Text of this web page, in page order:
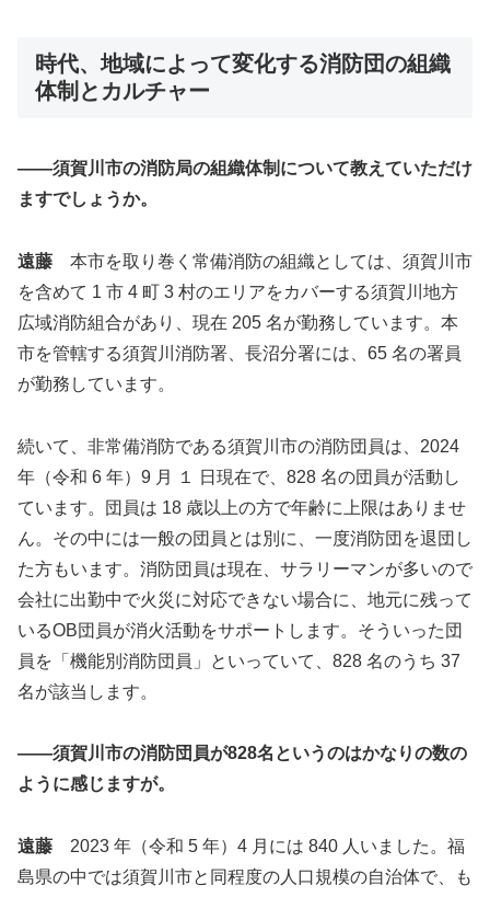
時代、地域によって変化する消防団の組織
体制とカルチャー
――須賀川市の消防局の組織体制について教えていただけ
ますでしょうか。
遠藤 本市を取り巻く常備消防の組織としては、須賀川市
を含めて 1 市 4 町 3 村のエリアをカバーする須賀川地方
広域消防組合があり、現在 205 名が勤務しています。本
市を管轄する須賀川消防署、長沼分署には、65 名の署員
が勤務しています。
続いて、非常備消防である須賀川市の消防団員は、2024
年（令和 6 年）9 月 １ 日現在で、828 名の団員が活動し
ています。団員は 18 歳以上の方で年齢に上限はありませ
ん。その中には一般の団員とは別に、一度消防団を退団し
た方もいます。消防団員は現在、サラリーマンが多いので
会社に出勤中で火災に対応できない場合に、地元に残って
いるOB団員が消火活動をサポートします。そういった団
員を「機能別消防団員」といっていて、828 名のうち 37
名が該当します。
――須賀川市の消防団員が828名というのはかなりの数の
ように感じますが。
遠藤 2023 年（令和 5 年）4 月には 840 人いました。福
島県の中では須賀川市と同程度の人口規模の自治体で、も